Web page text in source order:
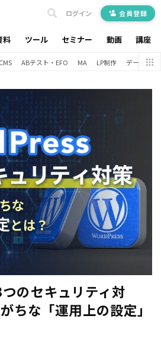
料 ツール セミナー 動画 講座
ログイン 会員登録
CMS ABテスト・EFO MA LP制作 データ分析
のセキュリティ対
ちな「運用上の設定」